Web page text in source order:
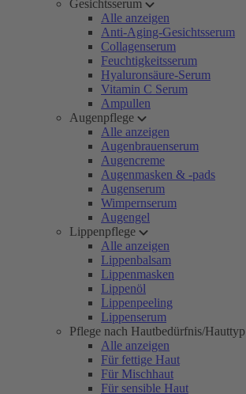
Gesichtsserum
Alle anzeigen
Anti-Aging-Gesichtsserum
Collagenserum
Feuchtigkeitsserum
Hyaluronsäure-Serum
Vitamin C Serum
Ampullen
Augenpflege
Alle anzeigen
Augenbrauenserum
Augencreme
Augenmasken & -pads
Augenserum
Wimpernserum
Augengel
Lippenpflege
Alle anzeigen
Lippenbalsam
Lippenmasken
Lippenöl
Lippenpeeling
Lippenserum
Pflege nach Hautbedürfnis/Hauttyp
Alle anzeigen
Für fettige Haut
Für Mischhaut
Für sensible Haut